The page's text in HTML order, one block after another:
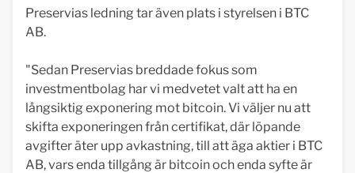
Preservias ledning tar även plats i styrelsen i BTC
AB.
"Sedan Preservias breddade fokus som
investmentbolag har vi medvetet valt att ha en
långsiktig exponering mot bitcoin. Vi väljer nu att
skifta exponeringen från certifikat, där löpande
avgifter äter upp avkastning, till att äga aktier i BTC
AB, vars enda tillgång är bitcoin och enda syfte är